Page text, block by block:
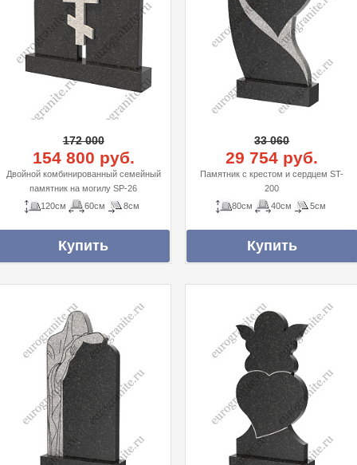
172 000
154 800 руб.
Двойной комбинированный семейный
памятник на могилу SP-26
120см
60см 8см
33 060
29 754 руб.
Памятник с крестом и сердцем ST-
200
80см
40см 5см